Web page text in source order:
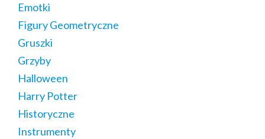
Emotki
Figury Geometryczne
Gruszki
Grzyby
Halloween
Harry Potter
Historyczne
Instrumenty